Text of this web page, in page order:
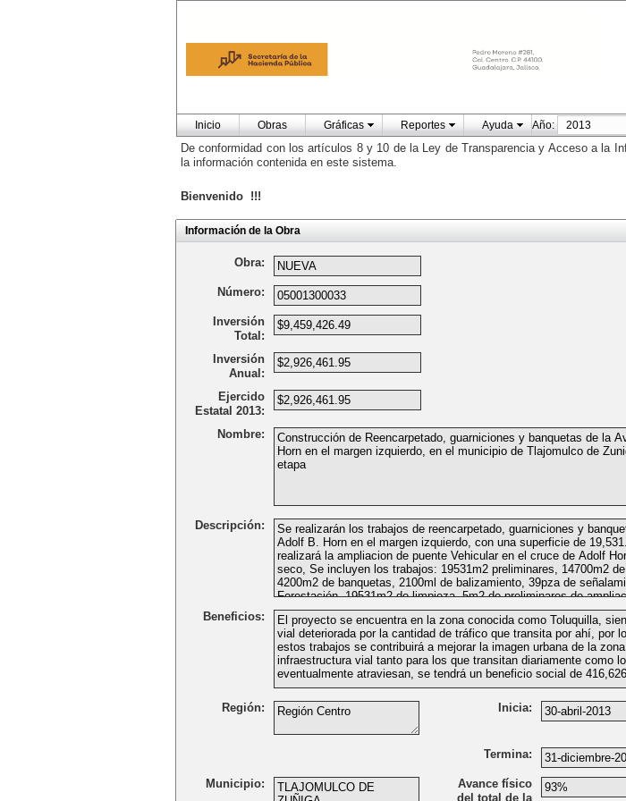
Inicio Obras Gráficas Reportes Ayuda Año:
De conformidad con los artículos 8 y 10 de la Ley de Transparencia y Acceso a la
la información contenida en este sistema.
Bienvenido !!!
Información de la Obra
Obra:
Número:
Inversión
Total:
Inversión
Anual:
Ejercido
Estatal 2013:
Nombre:
Descripción:
Beneficios:
Región: Inicia:
Termina:
Municipio:
Avance físico
del total de la